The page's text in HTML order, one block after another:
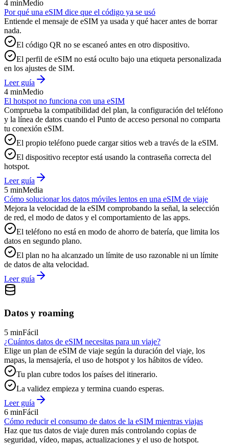
4 minMedio
Por qué una eSIM dice que el código ya se usó
Entiende el mensaje de eSIM ya usada y qué hacer antes de borrar
nada.
El código QR no se escaneó antes en otro dispositivo.
El perfil de eSIM no está oculto bajo una etiqueta personalizada
en los ajustes de SIM.
Leer guía
4 minMedio
El hotspot no funciona con una eSIM
Comprueba la compatibilidad del plan, la configuración del teléfono
y la línea de datos cuando el Punto de acceso personal no comparta
tu conexión eSIM.
El propio teléfono puede cargar sitios web a través de la eSIM.
El dispositivo receptor está usando la contraseña correcta del
hotspot.
Leer guía
5 minMedia
Cómo solucionar los datos móviles lentos en una eSIM de viaje
Mejora la velocidad de la eSIM comprobando la señal, la selección
de red, el modo de datos y el comportamiento de las apps.
El teléfono no está en modo de ahorro de batería, que limita los
datos en segundo plano.
El plan no ha alcanzado un límite de uso razonable ni un límite
de datos de alta velocidad.
Leer guía
Datos y roaming
5 minFácil
¿Cuántos datos de eSIM necesitas para un viaje?
Elige un plan de eSIM de viaje según la duración del viaje, los
mapas, la mensajería, el uso de hotspot y los hábitos de vídeo.
Tu plan cubre todos los países del itinerario.
La validez empieza y termina cuando esperas.
Leer guía
6 minFácil
Cómo reducir el consumo de datos de la eSIM mientras viajas
Haz que tus datos de viaje duren más controlando copias de
seguridad, vídeo, mapas, actualizaciones y el uso de hotspot.